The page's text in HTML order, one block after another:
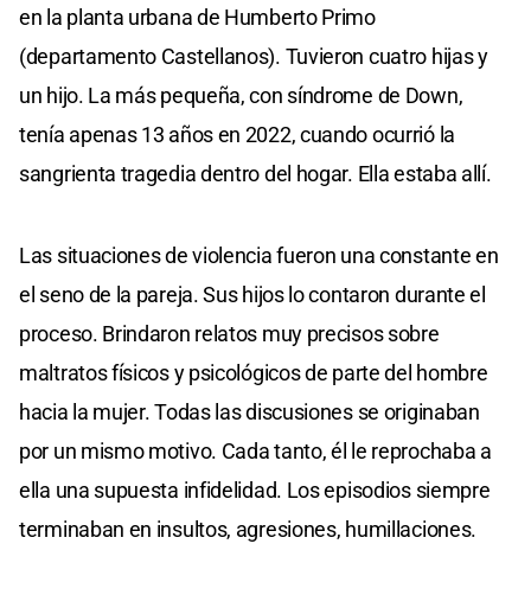
en la planta urbana de Humberto Primo
(departamento Castellanos). Tuvieron cuatro hijas y
un hijo. La más pequeña, con síndrome de Down,
tenía apenas 13 años en 2022, cuando ocurrió la
sangrienta tragedia dentro del hogar. Ella estaba allí.
Las situaciones de violencia fueron una constante en
el seno de la pareja. Sus hijos lo contaron durante el
proceso. Brindaron relatos muy precisos sobre
maltratos físicos y psicológicos de parte del hombre
hacia la mujer. Todas las discusiones se originaban
por un mismo motivo. Cada tanto, él le reprochaba a
ella una supuesta infidelidad. Los episodios siempre
terminaban en insultos, agresiones, humillaciones.